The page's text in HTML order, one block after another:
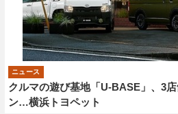
クルマの遊び基地「U-BASE」、3
ン…横浜トヨペット
ニュース